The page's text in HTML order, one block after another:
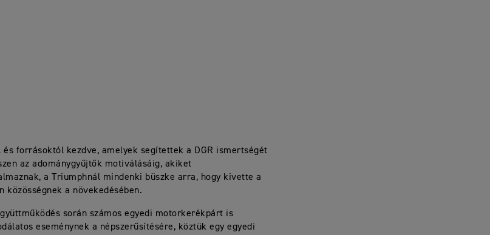
és forrásoktól kezdve, amelyek segítettek a DGR ismertségét
az adománygyűjtők motiválásáig, akiket
a Triumphnál mindenki büszke arra, hogy kivette a
közösségnek a növekedésében.
során számos egyedi motorkerékpárt is
eseménynek a népszerűsítésére, köztük egy egyedi